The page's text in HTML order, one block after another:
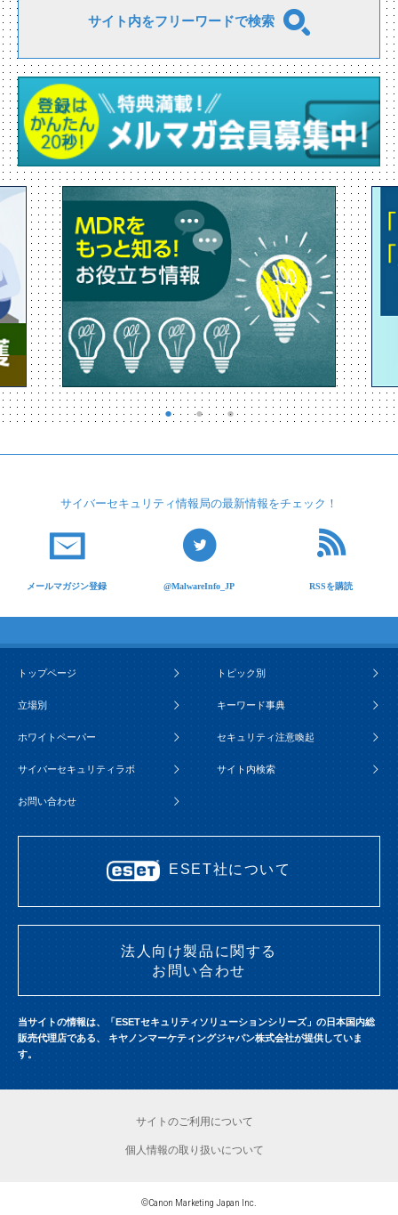
サイト内をフリーワードで検索
サイバーセキュリティ情報局の最新情報をチェック！
メールマガジン登録 @MalwareInfo_JP RSSを購読
トップページ トピック別
立場別 キーワード事典
ホワイトペーパー セキュリティ注意喚起
サイバーセキュリティラボ サイト内検索
お問い合わせ
ESET社について
法人向け製品に関する
お問い合わせ
当サイトの情報は、「ESETセキュリティソリューションシリーズ」の日本国内総
販売代理店である、 キヤノンマーケティングジャパン株式会社が提供していま
す。
サイトのご利用について
個人情報の取り扱いについて
©Canon Marketing Japan Inc.